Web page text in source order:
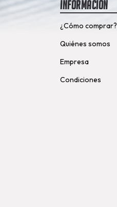
Información
¿Cómo comprar?
Quiénes somos
Empresa
Condiciones